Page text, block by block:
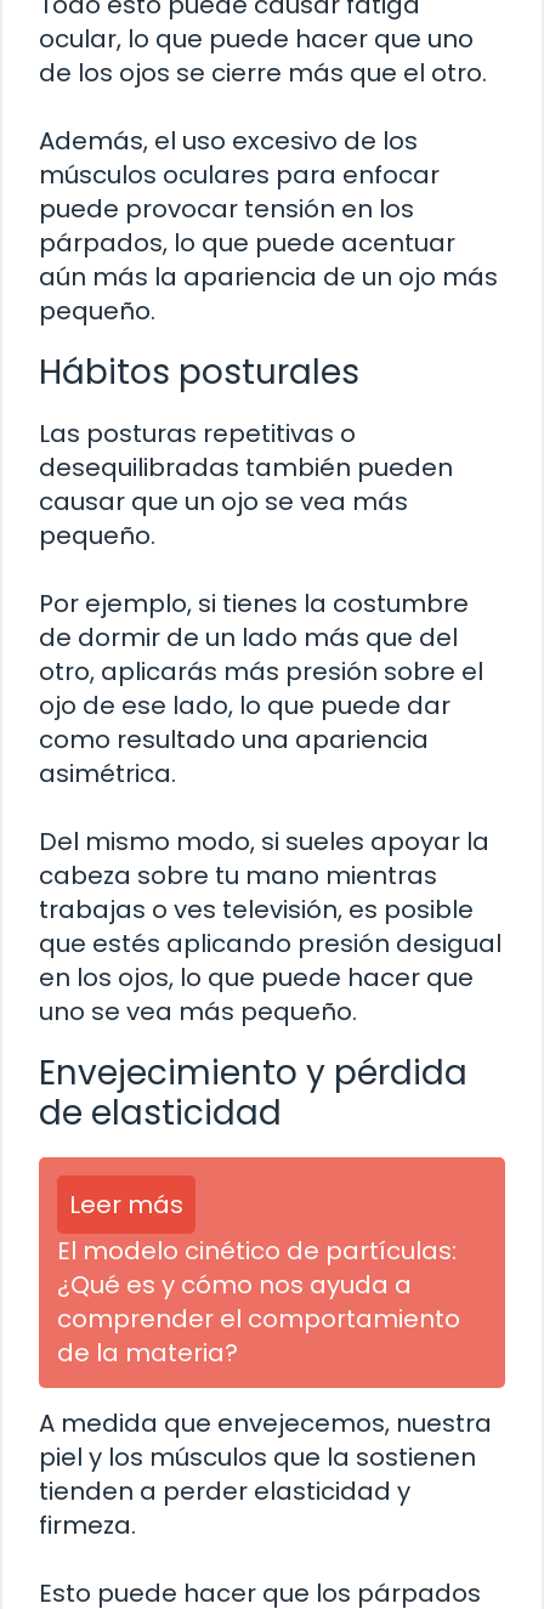
ocular, lo que puede hacer que uno
de los ojos se cierre más que el otro.
Además, el uso excesivo de los
músculos oculares para enfocar
puede provocar tensión en los
párpados, lo que puede acentuar
aún más la apariencia de un ojo más
pequeño.
Hábitos posturales
Las posturas repetitivas o
desequilibradas también pueden
causar que un ojo se vea más
pequeño.
Por ejemplo, si tienes la costumbre
de dormir de un lado más que del
otro, aplicarás más presión sobre el
ojo de ese lado, lo que puede dar
como resultado una apariencia
asimétrica.
Del mismo modo, si sueles apoyar la
cabeza sobre tu mano mientras
trabajas o ves televisión, es posible
que estés aplicando presión desigual
en los ojos, lo que puede hacer que
uno se vea más pequeño.
Envejecimiento y pérdida
de elasticidad
Leer más
El modelo cinético de partículas:
¿Qué es y cómo nos ayuda a
comprender el comportamiento
de la materia?
A medida que envejecemos, nuestra
piel y los músculos que la sostienen
tienden a perder elasticidad y
firmeza.
Esto puede hacer que los párpados